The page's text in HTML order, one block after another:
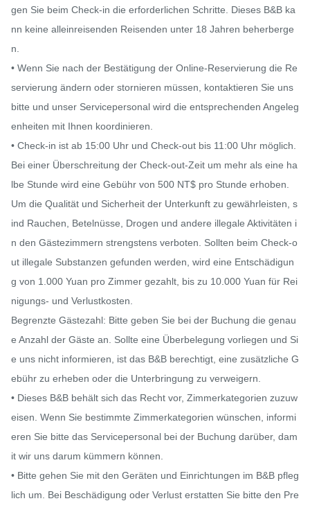
gen Sie beim Check-in die erforderlichen Schritte. Dieses B&B ka
nn keine alleinreisenden Reisenden unter 18 Jahren beherberge
n.
• Wenn Sie nach der Bestätigung der Online-Reservierung die Re
servierung ändern oder stornieren müssen, kontaktieren Sie uns
bitte und unser Servicepersonal wird die entsprechenden Angeleg
enheiten mit Ihnen koordinieren.
• Check-in ist ab 15:00 Uhr und Check-out bis 11:00 Uhr möglich.
Bei einer Überschreitung der Check-out-Zeit um mehr als eine ha
lbe Stunde wird eine Gebühr von 500 NT$ pro Stunde erhoben.
Um die Qualität und Sicherheit der Unterkunft zu gewährleisten, s
ind Rauchen, Betelnüsse, Drogen und andere illegale Aktivitäten i
n den Gästezimmern strengstens verboten. Sollten beim Check-o
ut illegale Substanzen gefunden werden, wird eine Entschädigun
g von 1.000 Yuan pro Zimmer gezahlt, bis zu 10.000 Yuan für Rei
nigungs- und Verlustkosten.
Begrenzte Gästezahl: Bitte geben Sie bei der Buchung die genau
e Anzahl der Gäste an. Sollte eine Überbelegung vorliegen und Si
e uns nicht informieren, ist das B&B berechtigt, eine zusätzliche G
ebühr zu erheben oder die Unterbringung zu verweigern.
• Dieses B&B behält sich das Recht vor, Zimmerkategorien zuzuw
eisen. Wenn Sie bestimmte Zimmerkategorien wünschen, informi
eren Sie bitte das Servicepersonal bei der Buchung darüber, dam
it wir uns darum kümmern können.
• Bitte gehen Sie mit den Geräten und Einrichtungen im B&B pfleg
lich um. Bei Beschädigung oder Verlust erstatten Sie bitte den Pre